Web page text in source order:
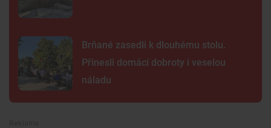
Brňané zasedli k dlouhému stolu.
Přinesli domácí dobroty i veselou
náladu